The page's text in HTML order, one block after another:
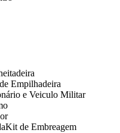
Empilhadeira
e Veiculo Militar
Kit de Embreagem